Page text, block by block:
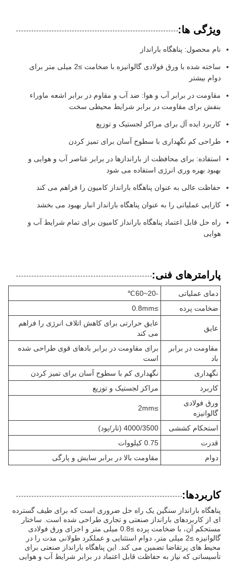
ویژگی ها:
نام محصول: پناهگاه بارانداز
ساخته شده با ورق فولادی گالوانیزه با ضخامت ≥2 میلی متر برای
دوام بیشتر
مقاومت در برابر آب و هوا: ضد آب و مقاوم در برابر اشعه ماوراء
بنفش برای مقاومت در برابر شرایط محیطی سخت
کاربرد ایده آل برای مراکز لجستیک و توزیع
طراحی کم نگهداری با سطوح آسان برای تمیز کردن
استفاده: برای محافظت از باراندازها در برابر عناصر آب و هوایی و
بهبود بهره وری انرژی استفاده می شود
حفاظت عالی به عنوان پناهگاه بارانداز کامیون را فراهم می کند
کارایی عملیاتی را به عنوان پناهگاه بارانداز انبار بهبود می بخشد
راه حل قابل اعتماد پناهگاه بارانداز کامیون برای تمام شرایط آب و
هوایی
پارامترهای فنی:
دمای عملیاتی
ضخامت پرده
≥0.8mm
عایق
عایق حرارتی برای کاهش اتلاف انرژی را فراهم
می کند
مقاومت در برابر
باد
برای مقاومت در برابر بادهای قوی طراحی شده
است
نگهداری
نگهداری کم با سطوح آسان برای تمیز کردن
کاربرد
مراکز لجستیک و توزیع
ورق فولادی
گالوانیزه
≥2mm
استحکام کششی
4000/3500 (تار/پود)
قدرت
0.75 کیلووات
دوام
مقاومت بالا در برابر سایش و پارگی
کاربردها:
پناهگاه بارانداز سنگین یک راه حل ضروری است که برای طیف گسترده
ای از کاربردهای بارانداز صنعتی و تجاری طراحی شده است. ساختار
مستحکم آن، با ضخامت پرده ≥0.8 میلی متر و اجزای ورق فولادی
گالوانیزه ≥2 میلی متر، دوام استثنایی و عملکرد طولانی مدت را در
محیط های پرتقاضا تضمین می کند. این پناهگاه بارانداز صنعتی برای
تأسیساتی که نیاز به حفاظت قابل اعتماد در برابر شرایط آب و هوایی